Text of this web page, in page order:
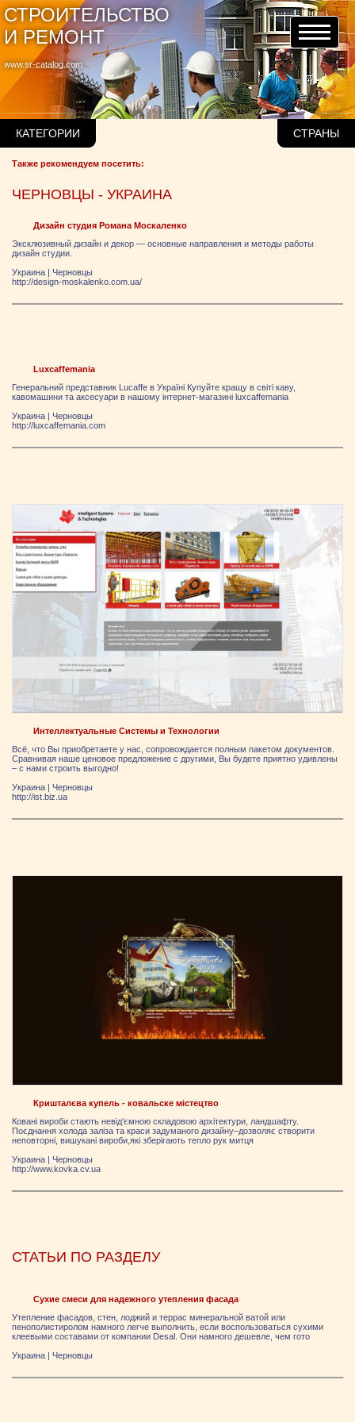
www.sr-catalog.com
СТРОИТЕЛЬСТВО
И РЕМОНТ
КАТЕГОРИИ СТРАНЫ
Также рекомендуем посетить:
ЧЕРНОВЦЫ - УКРАИНА
Дизайн студия Романа Москаленко
Эксклюзивный дизайн и декор — основные направления и методы работы
дизайн студии.
Украина | Черновцы
http://design-moskalenko.com.ua/
Luxcaffemania
Генеральний представник Lucaffe в Україні Купуйте кращу в світі каву,
кавомашини та аксесуари в нашому інтернет-магазині luxcaffemania
Украина | Черновцы
http://luxcaffemania.com
Интеллектуальные Системы и Технологии
Всё, что Вы приобретаете у нас, сопровождается полным пакетом документов.
Сравнивая наше ценовое предложение с другими, Вы будете приятно удивлены
– с нами строить выгодно!
Украина
Черновцы
http://ist.biz.ua
Кришталєва купель - ковальске містецтво
Ковані вироби стають невід'ємною складовою архітектури, ландшафту.
Поєднання холода заліза та краси задуманого дизайну–дозволяє створити
неповторні, вишукані вироби,які зберігають тепло рук митця
Украина | Черновцы
http://www.kovka.cv.ua
СТАТЬИ ПО РАЗДЕЛУ
Сухие смеси для надежного утепления фасада
Утепление фасадов, стен, лоджий и террас минеральной ватой или
пенополистиролом намного легче выполнить, если воспользоваться сухими
клеевыми составами от компании Desal. Они намного дешевле, чем гото
Украина | Черновцы